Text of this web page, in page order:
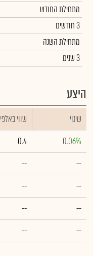
מתחילת החודש
3 חודשים
מתחילת השנה
3 שנים
היצע
שינוי ₪ שווי באלפי
0.06%
0.4
--
--
--
--
--
--
--
--